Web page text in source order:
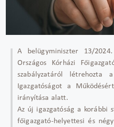
A belügyminiszter 13/
Országos Kórházi
szabályzatáról létrehozta
Igazgatóságot a
irányítása alatt.
Az új igazgatóság a korábbi
főigazgató-helyettesi és